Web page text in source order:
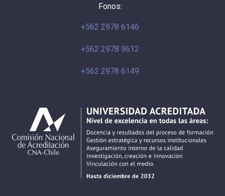
Fonos:
+562 2978 6146
+562 2978 9612
+562 2978 6149